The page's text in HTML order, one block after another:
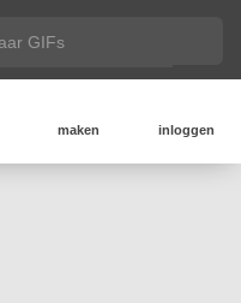
maken inloggen